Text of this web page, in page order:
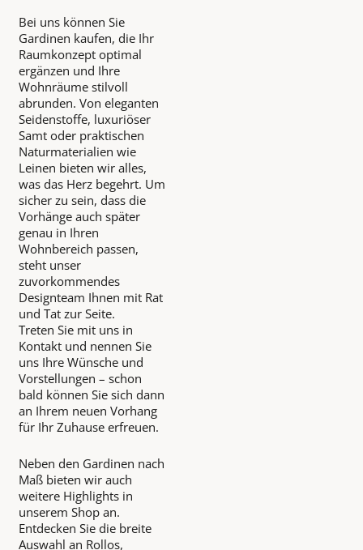
Bei uns können Sie
Gardinen kaufen, die Ihr
Raumkonzept optimal
ergänzen und Ihre
Wohnräume stilvoll
abrunden. Von eleganten
Seidenstoffe, luxuriöser
Samt oder praktischen
Naturmaterialien wie
Leinen bieten wir alles,
was das Herz begehrt. Um
sicher zu sein, dass die
Vorhänge auch später
genau in Ihren
Wohnbereich passen,
steht unser
zuvorkommendes
Designteam Ihnen mit Rat
und Tat zur Seite.
Treten Sie mit uns in
Kontakt und nennen Sie
uns Ihre Wünsche und
Vorstellungen – schon
bald können Sie sich dann
an Ihrem neuen Vorhang
für Ihr Zuhause erfreuen.
Neben den Gardinen nach
Maß bieten wir auch
weitere Highlights in
unserem Shop an.
Entdecken Sie die breite
Auswahl an Rollos,